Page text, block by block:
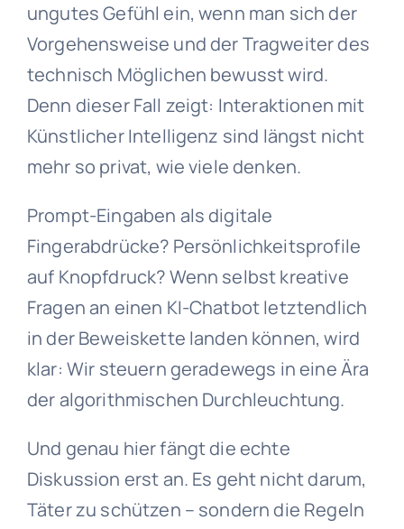
ungutes Gefühl ein, wenn man sich der
Vorgehensweise und der Tragweiter des
technisch Möglichen bewusst wird.
Denn dieser Fall zeigt: Interaktionen mit
Künstlicher Intelligenz sind längst nicht
mehr so privat, wie viele denken.
Prompt-Eingaben als digitale
Fingerabdrücke? Persönlichkeitsprofile
auf Knopfdruck? Wenn selbst kreative
Fragen an einen KI-Chatbot letztendlich
in der Beweiskette landen können, wird
klar: Wir steuern geradewegs in eine Ära
der algorithmischen Durchleuchtung.
Und genau hier fängt die echte
Diskussion erst an. Es geht nicht darum,
Täter zu schützen – sondern die Regeln